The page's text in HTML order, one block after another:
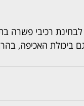
רכיבי פשרה
ביכולת האכיפה,